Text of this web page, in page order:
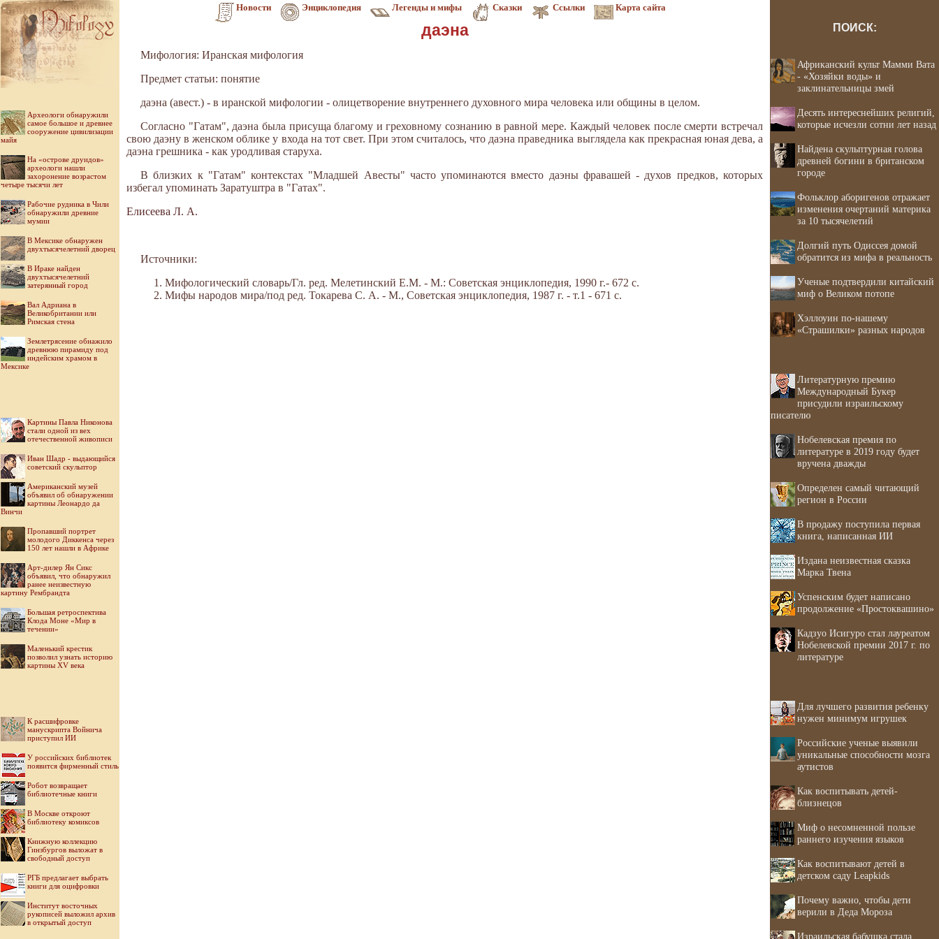
Новости Энциклопедия Легенды и мифы Сказки Ссылки Карта сайта
Археологи обнаружили
самое большое и древнее
сооружение цивилизации
майя
На «острове друидов»
археологи нашли
захоронение возрастом
четыре тысячи лет
Рабочие рудника в Чили
обнаружили древние
мумии
В Мексике обнаружен
двухтысячелетний дворец
В Ираке найден
двухтысячелетний
затерянный город
Вал Адриана в
Великобритании или
Римская стена
Землетрясение обнажило
древнюю пирамиду под
индейским храмом в
Мексике
Картины Павла Никонова
стали одной из вех
отечественной живописи
Иван Шадр - выдающийся
советский скульптор
Американский музей
объявил об обнаружении
картины Леонардо да
Винчи
Пропавший портрет
молодого Диккенса через
150 лет нашли в Африке
Арт-дилер Ян Сикс
объявил, что обнаружил
ранее неизвестную
картину Рембрандта
Большая ретроспектива
Клода Моне «Мир в
течении»
Маленький крестик
позволил узнать историю
картины XV века
К расшифровке
манускрипта Войнича
приступил ИИ
У российских библиотек
появится фирменный стиль
Робот возвращает
библиотечные книги
В Москве откроют
библиотеку комиксов
Книжную коллекцию
Гинзбургов выложат в
свободный доступ
РГБ предлагает выбрать
книги для оцифровки
Институт восточных
рукописей выложил архив
в открытый доступ
даэна
Мифология: Иранская мифология
Предмет статьи: понятие
даэна (авест.) - в иранской мифологии - олицетворение внутреннего духовного мира человека или общины в целом.
Согласно "Гатам", даэна была присуща благому и греховному сознанию в равной мере. Каждый человек после смерти встречал
свою даэну в женском облике у входа на тот свет. При этом считалось, что даэна праведника выглядела как прекрасная юная дева, а
даэна грешника - как уродливая старуха.
В близких к "Гатам" контекстах "Младшей Авесты" часто упоминаются вместо даэны фравашей - духов предков, которых
избегал упоминать Заратуштра в "Гатах".
Елисеева Л. А.
Источники:
Мифологический словарь/Гл. ред. Мелетинский Е.М. - М.: Советская энциклопедия, 1990 г.- 672 с.
Мифы народов мира/под ред. Токарева С. А. - М., Советская энциклопедия, 1987 г. - т.1 - 671 с.
ПОИСК:
Африканский культ Мамми Вата
- «Хозяйки воды» и
заклинательницы змей
Десять интереснейших религий,
которые исчезли сотни лет назад
Найдена скульптурная голова
древней богини в британском
городе
Фольклор аборигенов отражает
изменения очертаний материка
за 10 тысячелетий
Долгий путь Одиссея домой
обратится из мифа в реальность
Ученые подтвердили китайский
миф о Великом потопе
Хэллоуин по-нашему
«Страшилки» разных народов
Литературную премию
Международный Букер
присудили израильскому
писателю
Нобелевская премия по
литературе в 2019 году будет
вручена дважды
Определен самый читающий
регион в России
В продажу поступила первая
книга, написанная ИИ
Издана неизвестная сказка
Марка Твена
Успенским будет написано
продолжение «Простоквашино»
Кадзуо Исигуро стал лауреатом
Нобелевской премии 2017 г. по
литературе
Для лучшего развития ребенку
нужен минимум игрушек
Российские ученые выявили
уникальные способности мозга
аутистов
Как воспитывать детей-
близнецов
Миф о несомненной пользе
раннего изучения языков
Как воспитывают детей в
детском саду Leapkids
Почему важно, чтобы дети
верили в Деда Мороза
Израильская бабушка стала